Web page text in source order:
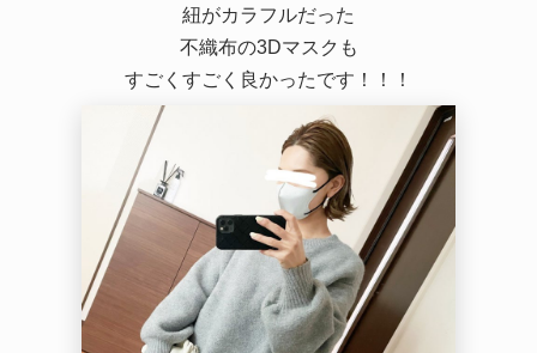
め】
紐がカラフルだった
不織布の3Dマスクも
すごくすごく良かったです！！！